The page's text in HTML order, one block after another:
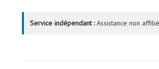
Service indépendant :Assistance non